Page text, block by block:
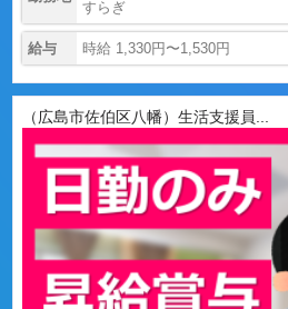
すらぎ
給与 時給 1,330円〜1,530円
（広島市佐伯区八幡）生活支援員...